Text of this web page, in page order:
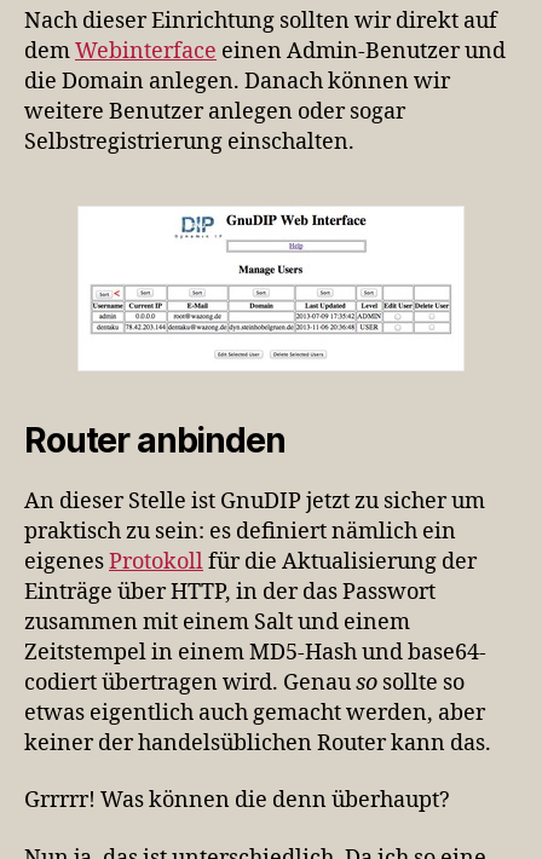
Nach dieser Einrichtung sollten wir direkt auf
demWebinterface einen Admin-Benutzer und
die Domain anlegen. Danach können wir
weitere Benutzer anlegen oder sogar
Selbstregistrierung einschalten.
Router anbinden
An dieser Stelle ist GnuDIP jetzt zu sicher um
praktisch zu sein: es definiert nämlich ein
eigenesProtokollfür die Aktualisierung der
Einträge über HTTP, in der das Passwort
zusammen mit einem Salt und einem
Zeitstempel in einem MD5-Hash und base64-
codiert übertragen wird. Genauso sollte so
etwas eigentlich auch gemacht werden, aber
keiner der handelsüblichen Router kann das.
Grrrrr! Was können die denn überhaupt?